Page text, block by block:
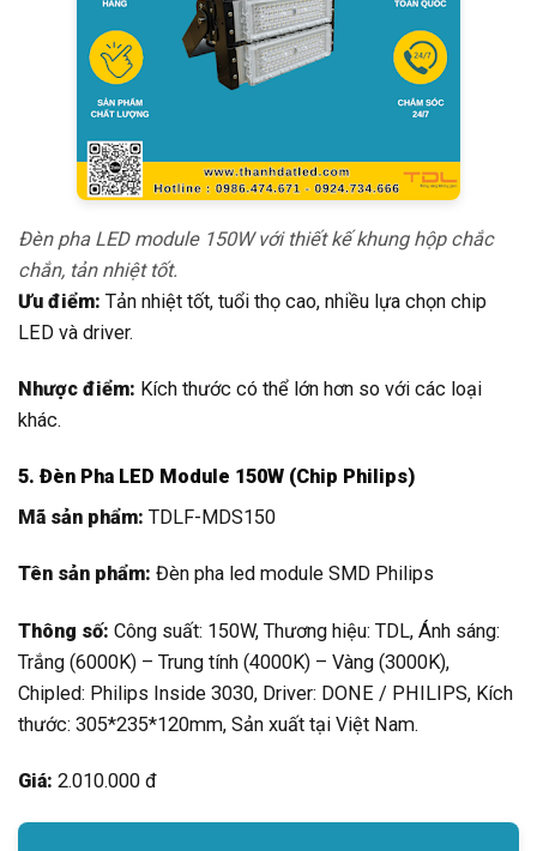
Đèn pha LED module 150W với thiết kế khung hộp chắc
chắn, tản nhiệt tốt.
Ưu điểm: Tản nhiệt tốt, tuổi thọ cao, nhiều lựa chọn chip
LED và driver.
Nhược điểm: Kích thước có thể lớn hơn so với các loại
khác.
5. Đèn Pha LED Module 150W (Chip Philips)
Mã sản phẩm: TDLF-MDS150
Tên sản phẩm: Đèn pha led module SMD Philips
Thông số: Công suất: 150W, Thương hiệu: TDL, Ánh sáng:
Trắng (6000K) – Trung tính (4000K) – Vàng (3000K),
Chipled: Philips Inside 3030, Driver: DONE / PHILIPS, Kích
thước: 305*235*120mm, Sản xuất tại Việt Nam.
Giá: 2.010.000 đ